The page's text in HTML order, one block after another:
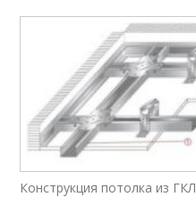
Конструкция потолка из ГКЛ